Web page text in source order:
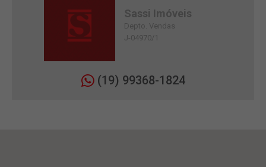
Sassi Imóveis
Depto. Vendas
J-04970/1
(19) 99368-1824